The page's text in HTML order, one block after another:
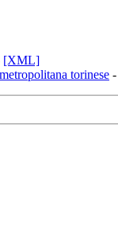
[XML]
torinese